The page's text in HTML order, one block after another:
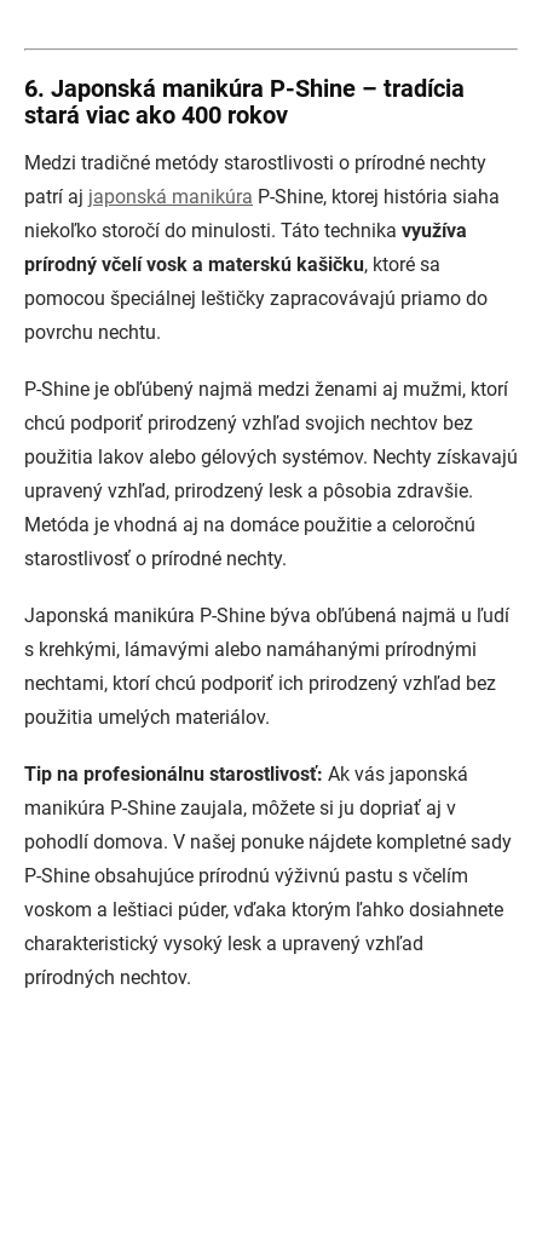
6. Japonská manikúra P-Shine – tradícia
stará viac ako 400 rokov
Medzi tradičné metódy starostlivosti o prírodné nechty
patrí aj japonská manikúra P-Shine, ktorej história siaha
niekoľko storočí do minulosti. Táto technika využíva
prírodný včelí vosk a materskú kašičku, ktoré sa
pomocou špeciálnej leštičky zapracovávajú priamo do
povrchu nechtu.
P-Shine je obľúbený najmä medzi ženami aj mužmi, ktorí
chcú podporiť prirodzený vzhľad svojich nechtov bez
použitia lakov alebo gélových systémov. Nechty získavajú
upravený vzhľad, prirodzený lesk a pôsobia zdravšie.
Metóda je vhodná aj na domáce použitie a celoročnú
starostlivosť o prírodné nechty.
Japonská manikúra P-Shine býva obľúbená najmä u ľudí
s krehkými, lámavými alebo namáhanými prírodnými
nechtami, ktorí chcú podporiť ich prirodzený vzhľad bez
použitia umelých materiálov.
Tip na profesionálnu starostlivosť: Ak vás japonská
manikúra P-Shine zaujala, môžete si ju dopriať aj v
pohodlí domova. V našej ponuke nájdete kompletné sady
P-Shine obsahujúce prírodnú výživnú pastu s včelím
voskom a leštiaci púder, vďaka ktorým ľahko dosiahnete
charakteristický vysoký lesk a upravený vzhľad
prírodných nechtov.